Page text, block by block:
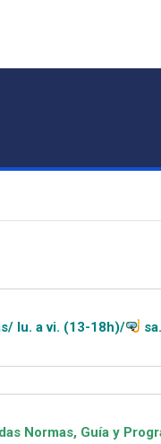
sa.-do.-festivos
Programa / ver